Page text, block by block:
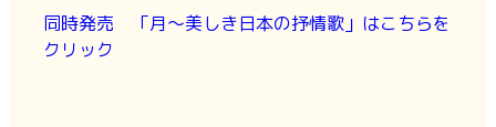
同時発売 「月～美しき日本の抒情歌」はこちらを
クリック